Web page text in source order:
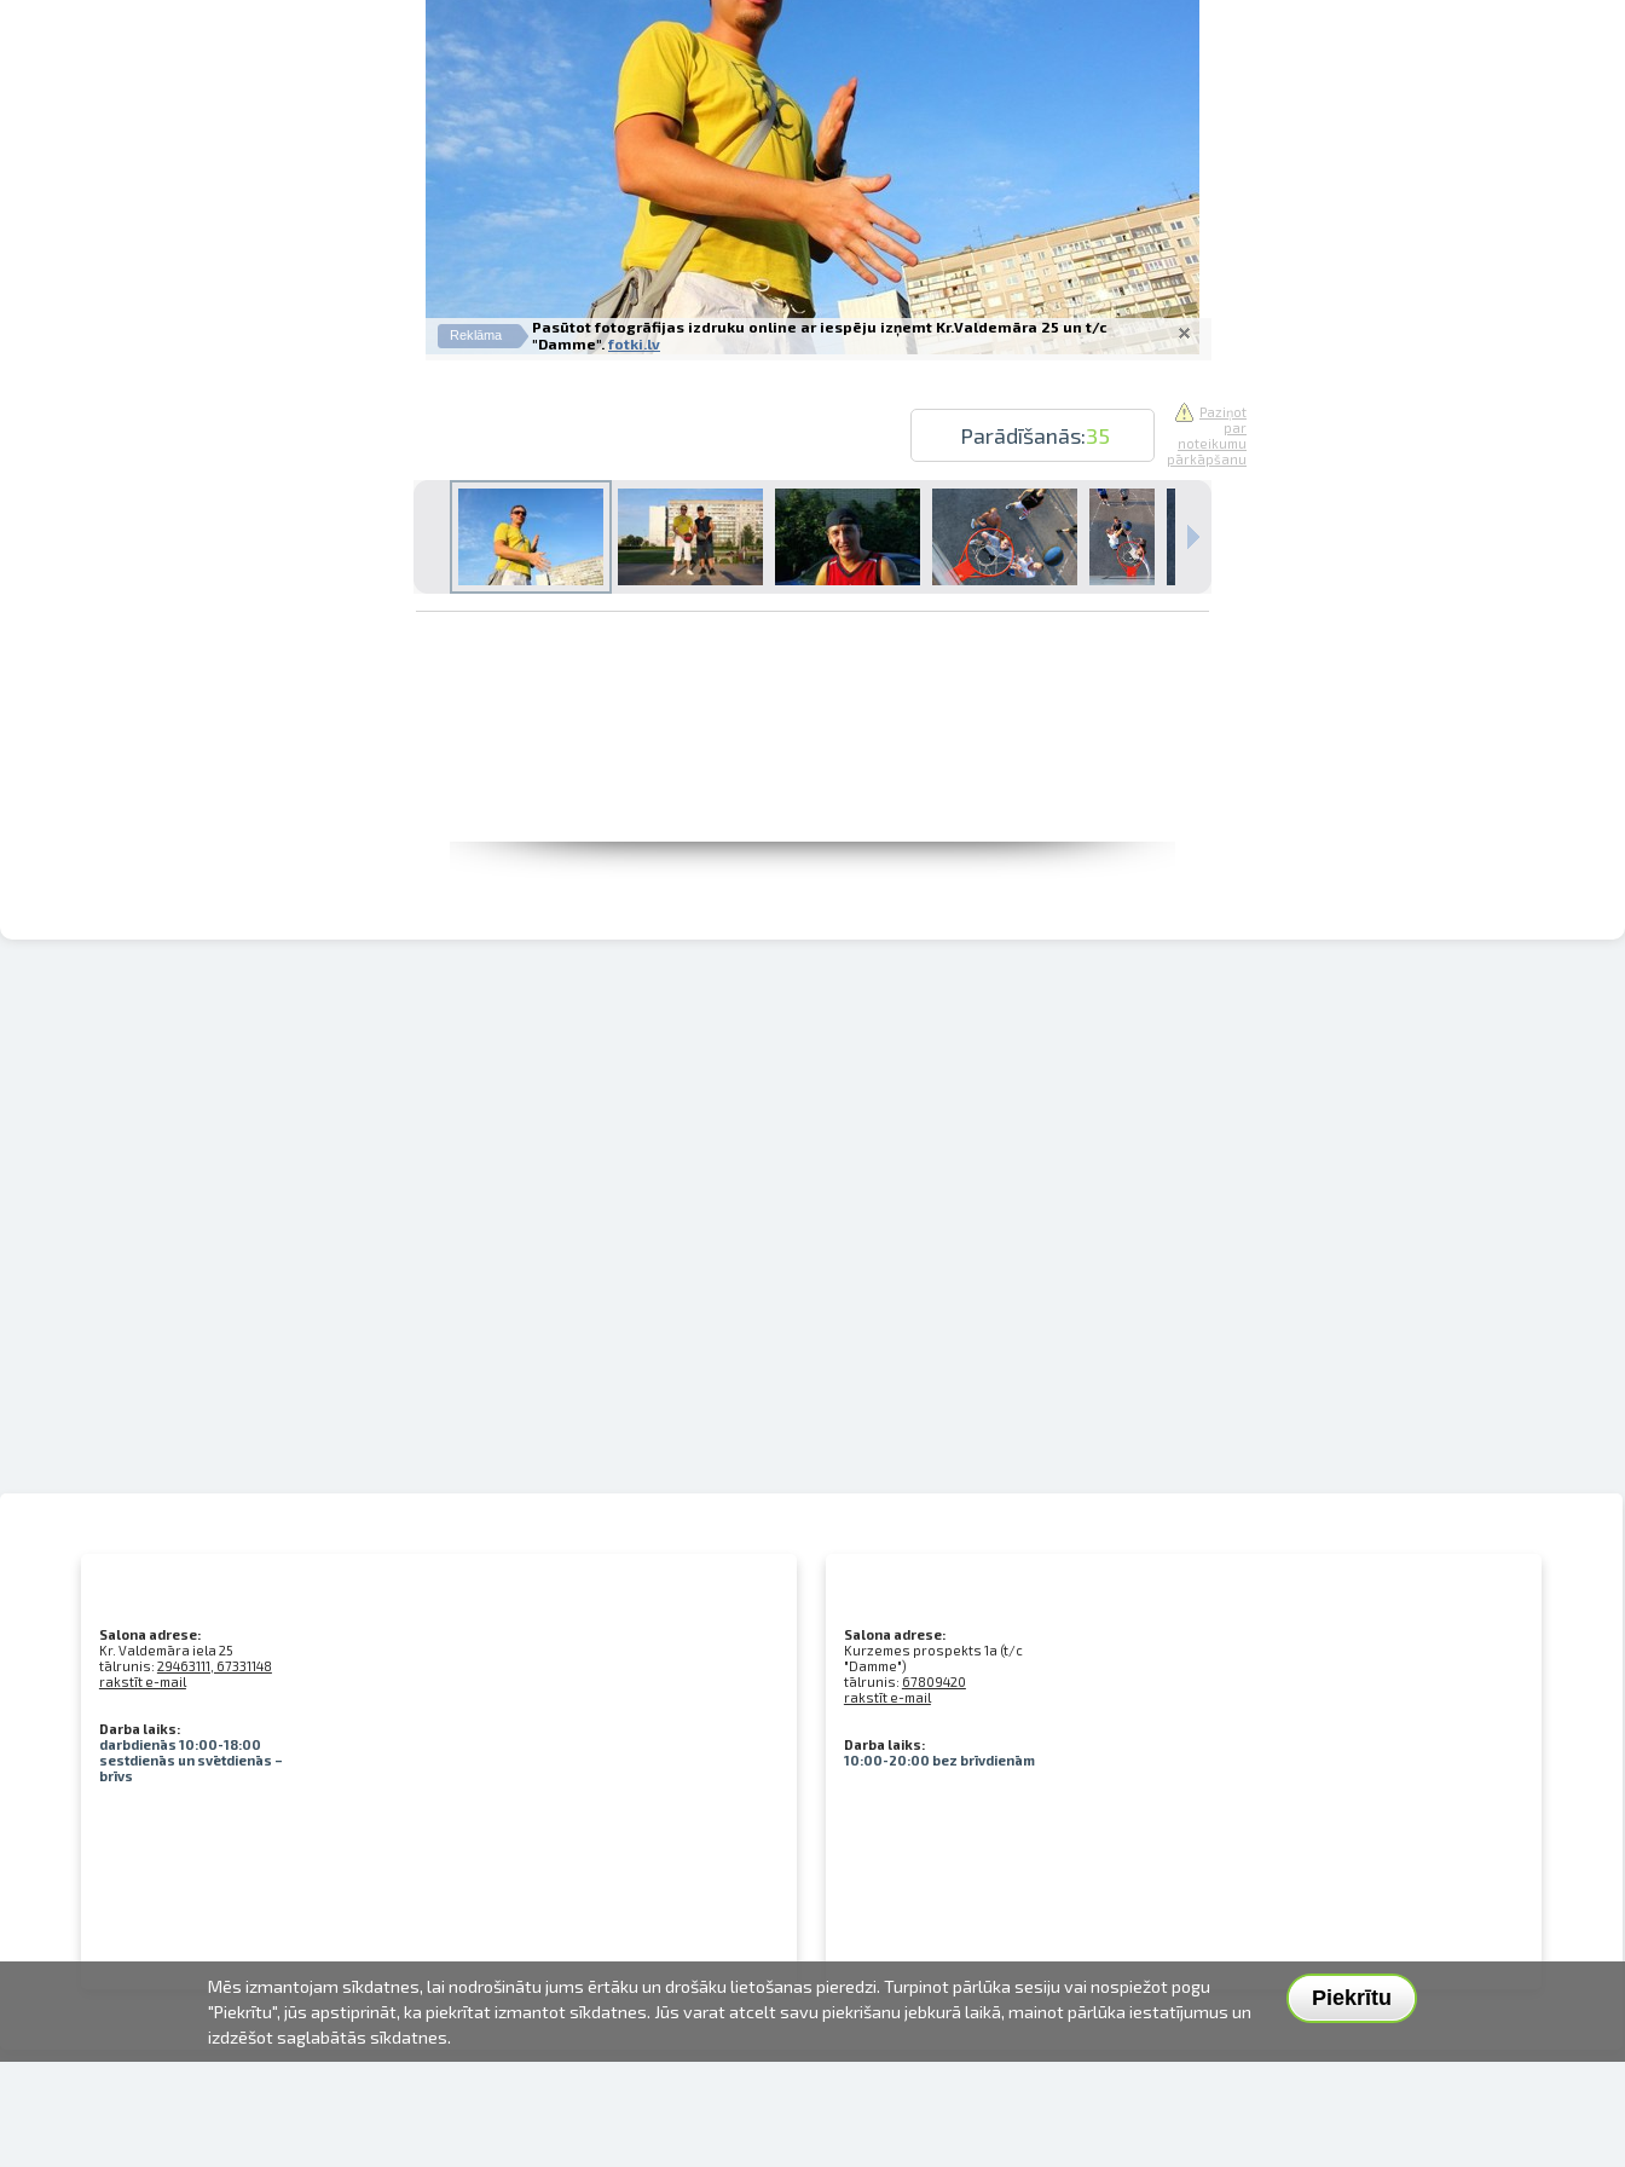
Izdrukas 1h laikā Rīgā – pasūtiet tiešsaistē
Dažādi formāti un papīra veidi jūsu foto
Piegāde visā Latvijā vai saņemšana klātienē
Reklāma
Pasūtot fotogrāfijas izdruku online ar iespēju izņemt Kr.Valdemāra 25 un t/c
"Damme". fotki.lv
Parādīšanās:35
Paziņot
par
noteikumu
pārkāpšanu
Salona adrese:
Kr. Valdemāra iela 25
tālrunis: 29463111, 67331148
rakstīt e-mail
Darba laiks:
darbdienās 10:00-18:00
sestdienās un svētdienās –
brīvs
Salona adrese:
Kurzemes prospekts 1a (t/c
"Damme")
tālrunis: 67809420
rakstīt e-mail
Darba laiks:
10:00-20:00 bez brīvdienām
Piekrītu
Mēs izmantojam sīkdatnes, lai nodrošinātu jums ērtāku un drošāku lietošanas pieredzi. Turpinot pārlūka sesiju vai nospiežot pogu
"Piekrītu", jūs apstiprināt, ka piekrītat izmantot sīkdatnes. Jūs varat atcelt savu piekrišanu jebkurā laikā, mainot pārlūka iestatījumus un
izdzēšot saglabātās sīkdatnes.